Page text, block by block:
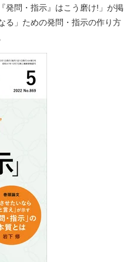
発問・指示』はこう磨け!」が掲
る」ための発問・指示の作り方